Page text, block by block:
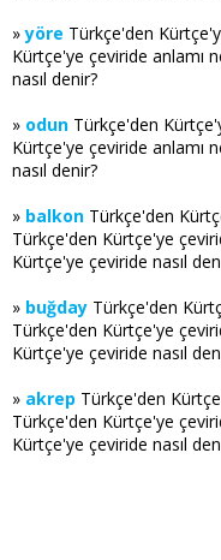
»yöre Türkçe'den
Kürtçe'ye çeviride anlamı
nasıl denir?
» odun Türkçe'den
Kürtçe'ye çeviride anlamı
nasıl denir?
» balkon Türkçe'den
Türkçe'den Kürtçe'ye
Kürtçe'ye çeviride nasıl
» buğday Türkçe'den
Türkçe'den Kürtçe'ye
Kürtçe'ye çeviride nasıl
» akrep Türkçe'den
Türkçe'den Kürtçe'ye
Kürtçe'ye çeviride nasıl